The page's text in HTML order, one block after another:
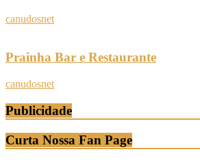
canudosnet
Prainha Bar e Restaurante
canudosnet
Publicidade
Curta Nossa Fan Page